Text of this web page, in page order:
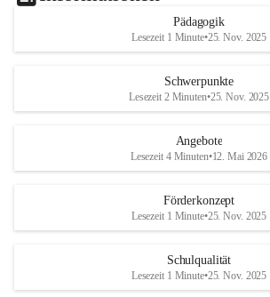
Pädagogik
Lesezeit 1 Minute•25. Nov. 2025
Schwerpunkte
Lesezeit 2 Minuten•25. Nov. 2025
Angebote
Lesezeit 4 Minuten•12. Mai 2026
Förderkonzept
Lesezeit 1 Minute•25. Nov. 2025
Schulqualität
Lesezeit 1 Minute•25. Nov. 2025